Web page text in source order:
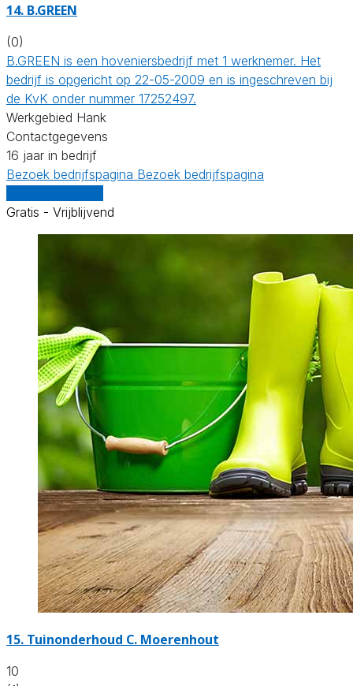
14. B.GREEN
(0)
B.GREEN is een hoveniersbedrijf met 1 werknemer. Het
bedrijf is opgericht op 22-05-2009 en is ingeschreven bij
de KvK onder nummer 17252497.
Werkgebied Hank
Contactgegevens
16 jaar in bedrijf
Bezoek bedrijfspagina Bezoek bedrijfspagina
Gratis - Vrijblijvend
15. Tuinonderhoud C. Moerenhout
10